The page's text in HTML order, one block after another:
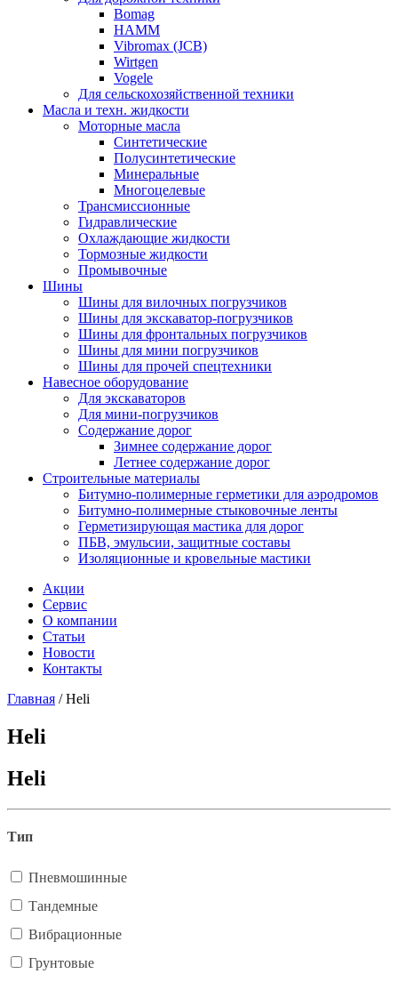
Bomag
HAMM
Vibromax (JCB)
Wirtgen
Vogele
Для сельскохозяйственной техники
Масла и техн. жидкости
Моторные масла
Синтетические
Полусинтетические
Минеральные
Многоцелевые
Трансмиссионные
Гидравлические
Охлаждающие жидкости
Тормозные жидкости
Промывочные
Шины
Шины для вилочных погрузчиков
Шины для экскаватор-погрузчиков
Шины для фронтальных погрузчиков
Шины для мини погрузчиков
Шины для прочей спецтехники
Навесное оборудование
Для экскаваторов
Для мини-погрузчиков
Содержание дорог
Зимнее содержание дорог
Летнее содержание дорог
Строительные материалы
Битумно-полимерные герметики для аэродромов
Битумно-полимерные стыковочные ленты
Герметизирующая мастика для дорог
ПБВ, эмульсии, защитные составы
Изоляционные и кровельные мастики
Акции
Сервис
О компании
Статьи
Новости
Контакты
Главная /Heli
Heli
Heli
Тип
Пневмошинные
Тандемные
Вибрационные
Грунтовые